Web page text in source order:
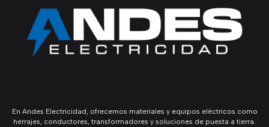
En Andes Electricidad, ofrecemos materiales y equipos eléctricos como
herrajes, conductores, transformadores y soluciones de puesta a tierra.